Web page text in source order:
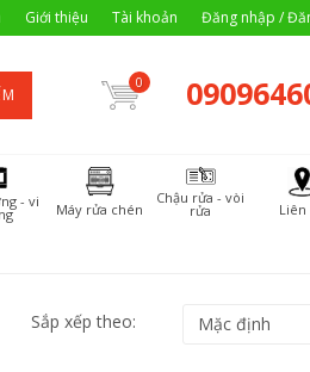
Giới thiệu Tài khoản Đăng nhập /
0
- vi Máy rửa chén
Chậu rửa - vòi
rửa Liên
Sắp xếp theo: